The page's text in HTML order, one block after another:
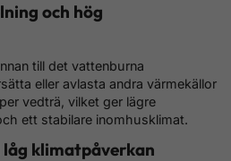
och hög
till det vattenburna
eller avlasta andra värmekällor
vedträ, vilket ger lägre
ett stabilare inomhusklimat.
klimatpåverkan